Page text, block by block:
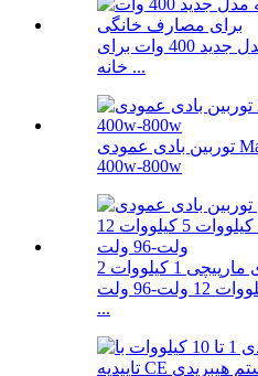
ژنراتور توربین بادی لاله مدل جدید 400 وات برای
خانه ...
توربین بادی عمودی Maglev بدون هسته FX
400w-800w
توربین بادی عمودی مارپیچی 1 کیلووات 2
کیلووات 3 کیلووات 5 کیلووات 12 ولت-96 ولت
...